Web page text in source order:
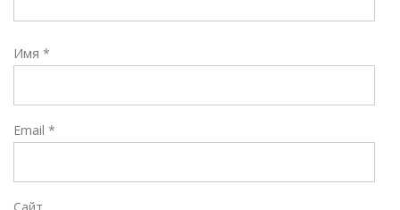
Имя *
Email *